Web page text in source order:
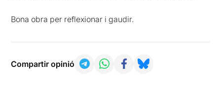
Bona obra per reflexionar i gaudir.
Compartir opinió